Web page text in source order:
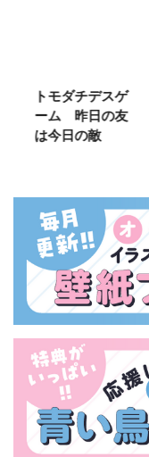
トモダチデスゲ
ーム 昨日の友
は今日の敵